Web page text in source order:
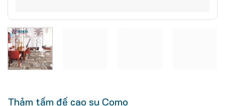
Thảm tấm đế cao su Como